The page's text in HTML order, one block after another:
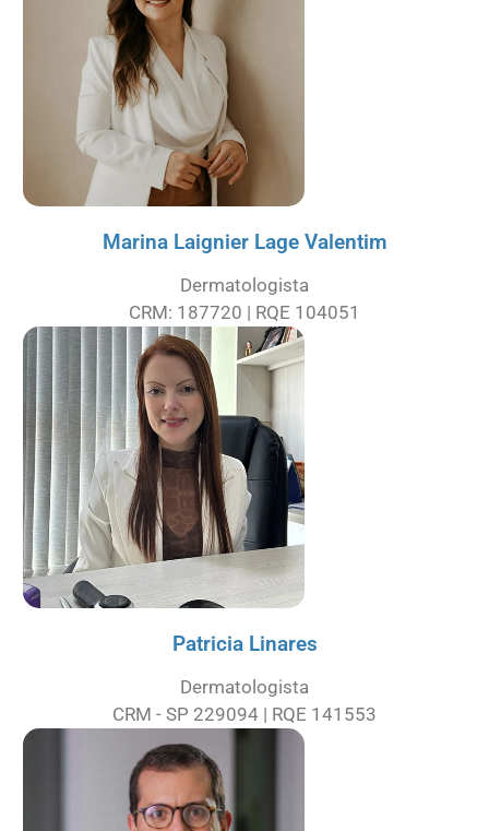
Marina Laignier Lage Valentim
Dermatologista
CRM: 187720 | RQE 104051
Patricia Linares
Dermatologista
CRM - SP 229094 | RQE 141553